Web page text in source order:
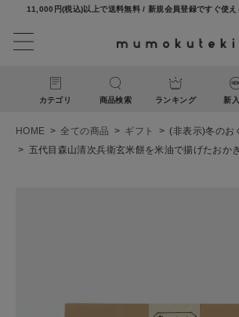
11,000円(税込)以上で送料無料 / 新規会員登録ですぐ使
カテゴリ 商品検索 ランキング 新
HOME 全ての商品 ギフト
(非表示)冬のお
五代目森山清次兵衛玄米餅を米油で揚げたおか